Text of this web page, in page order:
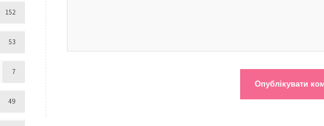
152
53
7
49